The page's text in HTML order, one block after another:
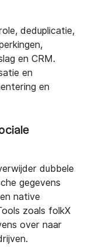
deduplicatie,
en CRM.
en
en
dubbele
gegevens
native
zoals folkX
over naar